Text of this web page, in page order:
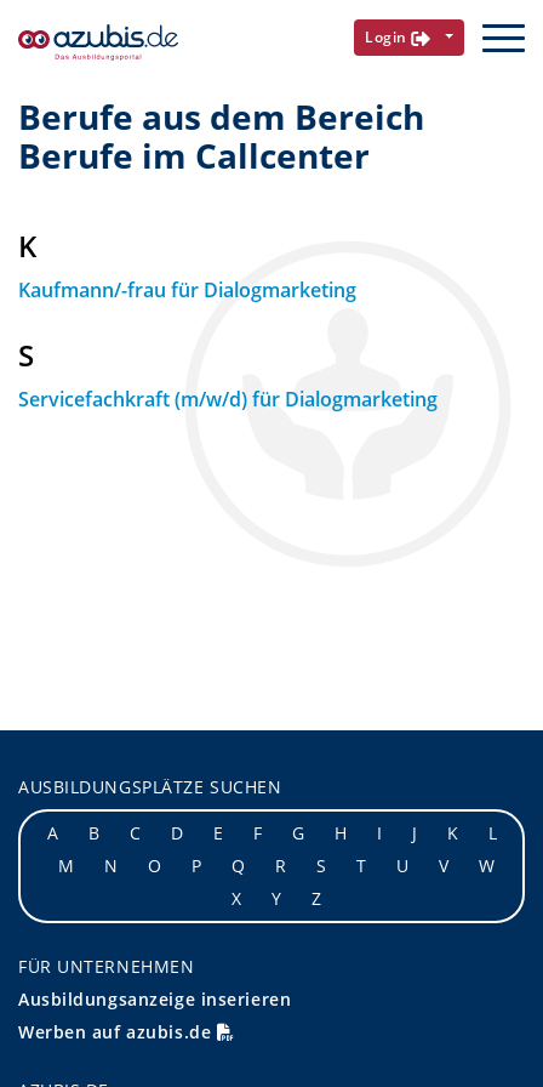
Login
Berufe aus dem Bereich
Berufe im Callcenter
K
Kaufmann/-frau für Dialogmarketing
S
Servicefachkraft (m/w/d) für Dialogmarketing
AUSBILDUNGSPLÄTZE SUCHEN
A
B C D E F G H I J K
L
M
N O P Q R S T U V
W
X
Y Z
FÜR UNTERNEHMEN
Ausbildungsanzeige inserieren
Werben auf azubis.de